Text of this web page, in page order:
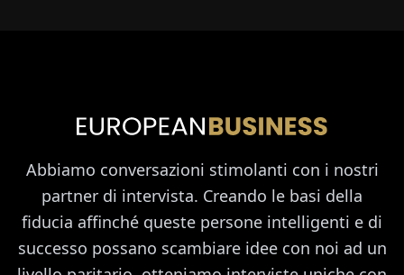
Abbiamo conversazioni stimolanti con i nostri
partner di intervista. Creando le basi della
fiducia affinché queste persone intelligenti e di
successo possano scambiare idee con noi ad un